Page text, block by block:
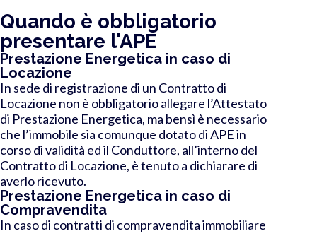
Quando è obbligatorio
presentare l'APE
Prestazione Energetica in caso di
Locazione
In sede di registrazione di un Contratto di
Locazione non è obbligatorio allegare l’Attestato
di Prestazione Energetica, ma bensì è necessario
che l’immobile sia comunque dotato di APE in
corso di validità ed il Conduttore, all’interno del
Contratto di Locazione, è tenuto a dichiarare di
averlo ricevuto.
Prestazione Energetica in caso di
Compravendita
In caso di contratti di compravendita immobiliare